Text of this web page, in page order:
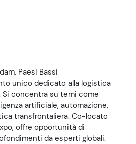
Paesi Bassi
unico dedicato alla logistica
Si concentra su temi come
artificiale, automazione,
transfrontaliera. Co-locato
offre opportunità di
da esperti globali.